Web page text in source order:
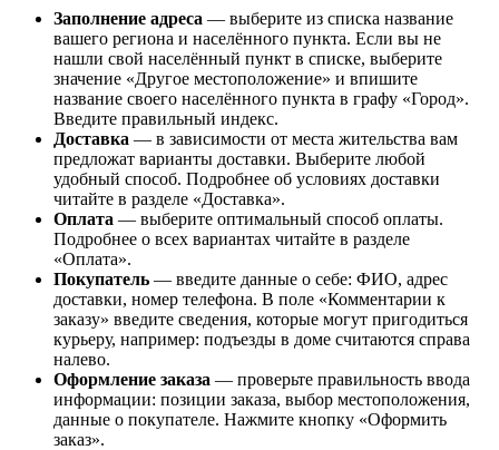
Заполнение адреса — выберите из списка название
вашего региона и населённого пункта. Если вы не
нашли свой населённый пункт в списке, выберите
значение «Другое местоположение» и впишите
название своего населённого пункта в графу «Город».
Введите правильный индекс.
Доставка — в зависимости от места жительства вам
предложат варианты доставки. Выберите любой
удобный способ. Подробнее об условиях доставки
читайте в разделе «Доставка».
Оплата — выберите оптимальный способ оплаты.
Подробнее о всех вариантах читайте в разделе
«Оплата».
Покупатель — введите данные о себе: ФИО, адрес
доставки, номер телефона. В поле «Комментарии к
заказу» введите сведения, которые могут пригодиться
курьеру, например: подъезды в доме считаются справа
налево.
Оформление заказа — проверьте правильность ввода
информации: позиции заказа, выбор местоположения,
данные о покупателе. Нажмите кнопку «Оформить
заказ».